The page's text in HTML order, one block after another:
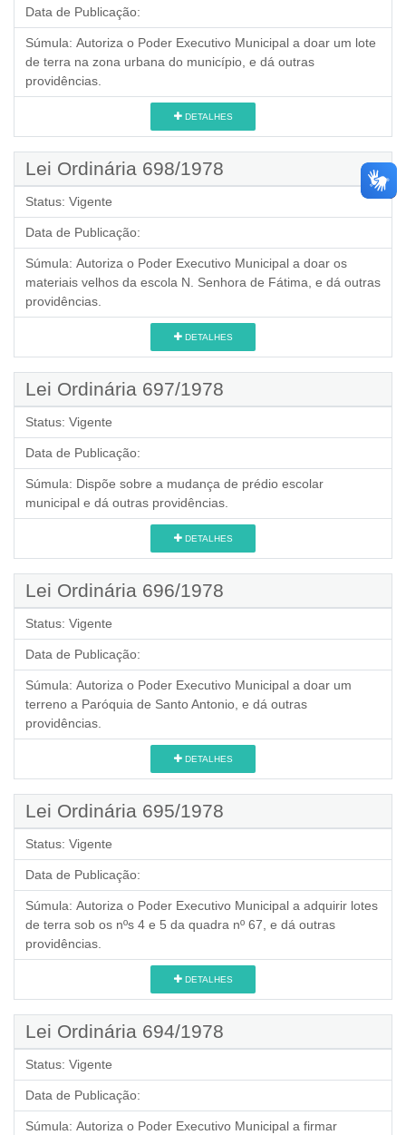
Data de Publicação:
Súmula: Autoriza o Poder Executivo Municipal a doar um lote
de terra na zona urbana do município, e dá outras
providências.
DETALHES
Lei Ordinária 698/1978
Status: Vigente
Data de Publicação:
Súmula: Autoriza o Poder Executivo Municipal a doar os
materiais velhos da escola N. Senhora de Fátima, e dá outras
providências.
DETALHES
Lei Ordinária 697/1978
Status: Vigente
Data de Publicação:
Súmula: Dispõe sobre a mudança de prédio escolar
municipal e dá outras providências.
DETALHES
Lei Ordinária 696/1978
Status: Vigente
Data de Publicação:
Súmula: Autoriza o Poder Executivo Municipal a doar um
terreno a Paróquia de Santo Antonio, e dá outras
providências.
DETALHES
Lei Ordinária 695/1978
Status: Vigente
Data de Publicação:
Súmula: Autoriza o Poder Executivo Municipal a adquirir lotes
de terra sob os nºs 4 e 5 da quadra nº 67, e dá outras
providências.
DETALHES
Lei Ordinária 694/1978
Status: Vigente
Data de Publicação:
Súmula: Autoriza o Poder Executivo Municipal a firmar